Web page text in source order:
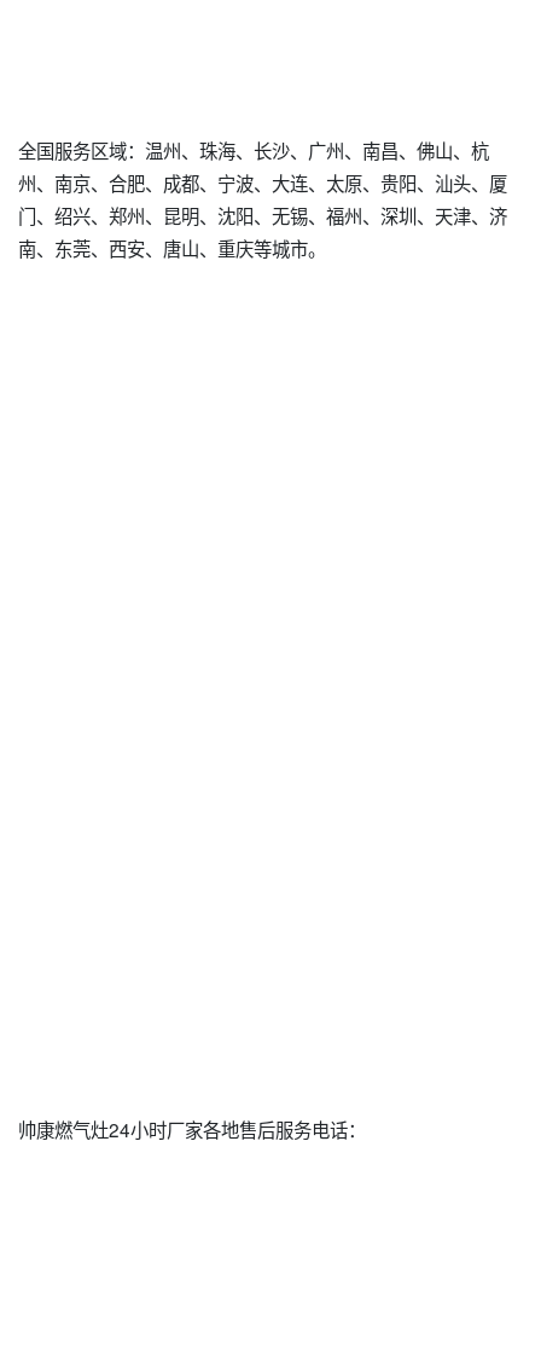
全国服务区域：温州、珠海、长沙、广州、南昌、佛山、杭
州、南京、合肥、成都、宁波、大连、太原、贵阳、汕头、厦
门、绍兴、郑州、昆明、沈阳、无锡、福州、深圳、天津、济
南、东莞、西安、唐山、重庆等城市。
帅康燃气灶24小时厂家各地售后服务电话：